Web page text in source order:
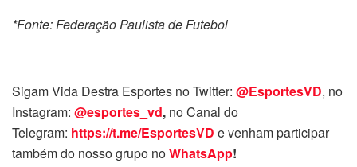
*Fonte: Federação Paulista de Futebol
Sigam Vida Destra Esportes no Twitter: @EsportesVD, no
Instagram: @esportes_vd, no Canal do
Telegram: https://t.me/EsportesVD e venham participar
também do nosso grupo noWhatsApp!